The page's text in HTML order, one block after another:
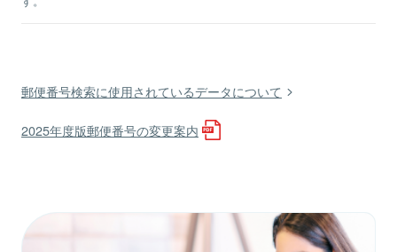
郵便番号検索に使用されているデータについて
2025年度版郵便番号の変更案内